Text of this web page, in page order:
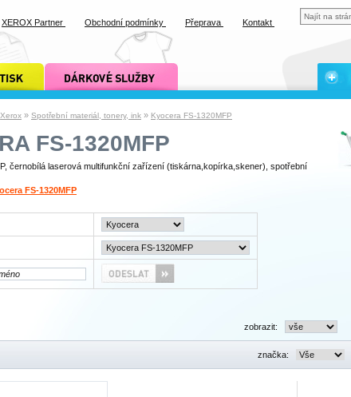
Xerox » Spotřební materiál, tonery, ink » Kyocera FS-1320MFP
FS-1320MFP
černobílá laserová multifunkční zařízení (tiskárna,kopírka,skener), spotřební
FS-1320MFP
zobrazit:
značka:
dárkové služby xcopy
XEROX Partner Obchodní podmínky Přeprava Kontakt